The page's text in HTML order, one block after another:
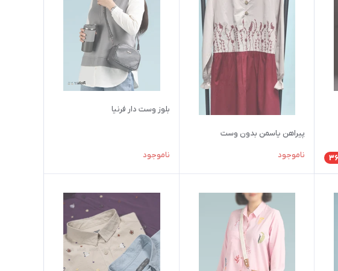
پیراهن یاسمن بدون وست
ناموجود
بلوز وست دار فرنیا
ناموجود